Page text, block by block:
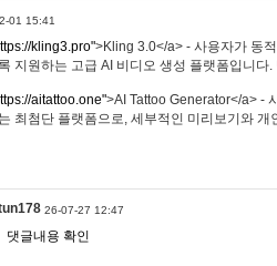
01 15:41
kling3.pro">Kling 3.0</a> - 사용자가 동
지원하는 고급 AI 비디오 생성 플랫폼입니
aitattoo.one">AI Tattoo Generator</a> -
최첨단 플랫폼으로, 세부적인 미리보기와
26-07-27 12:47
댓글내용 확인